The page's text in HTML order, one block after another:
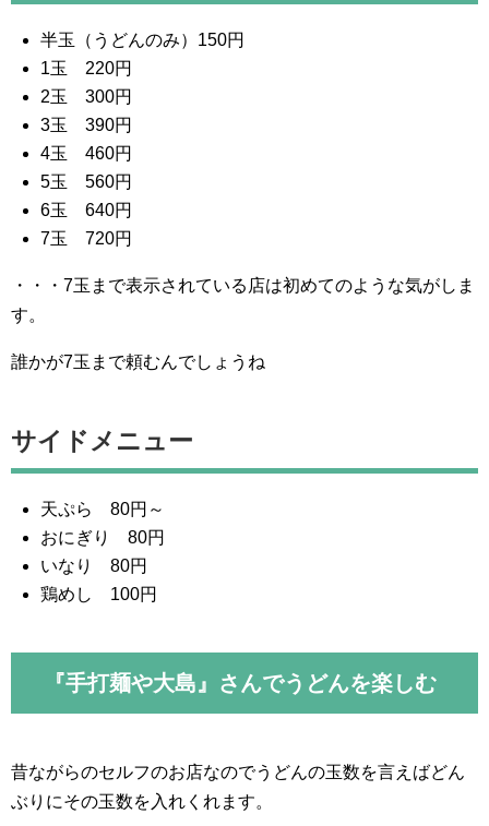
半玉（うどんのみ）150円
1玉 220円
2玉 300円
3玉 390円
4玉 460円
5玉 560円
6玉 640円
7玉 720円
・・・7玉まで表示されている店は初めてのような気がしま
す。
誰かが7玉まで頼むんでしょうね
サイドメニュー
天ぷら 80円～
おにぎり 80円
いなり 80円
鶏めし 100円
『手打麺や大島』さんでうどんを楽しむ
昔ながらのセルフのお店なのでうどんの玉数を言えばどん
ぶりにその玉数を入れくれます。